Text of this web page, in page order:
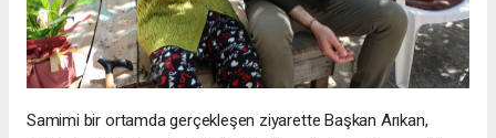
Samimi bir ortamda gerçekleşen ziyarette Başkan Arıkan,